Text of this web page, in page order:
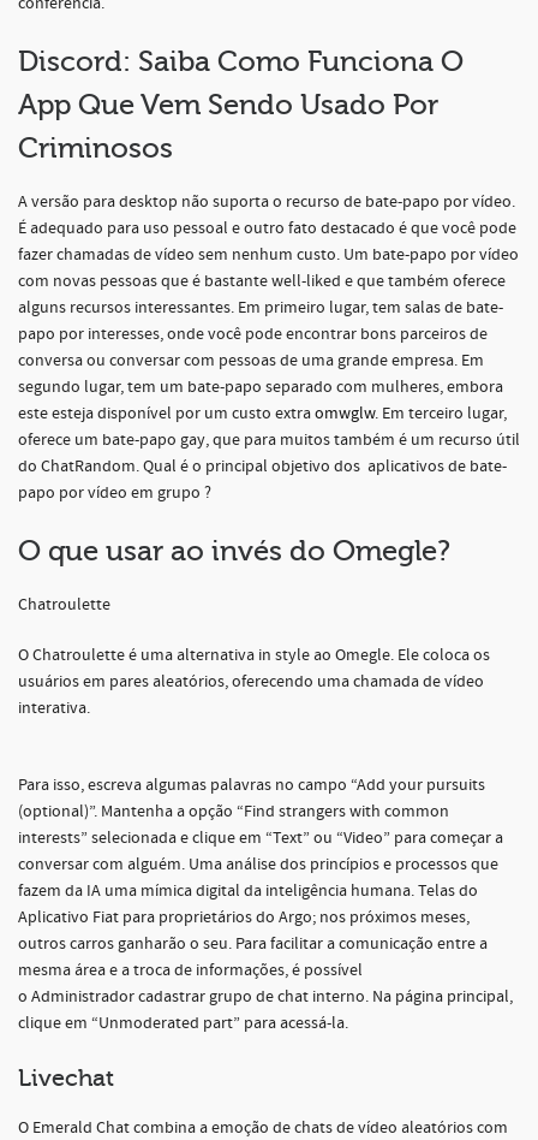
Discord: Saiba Como Funciona O
App Que Vem Sendo Usado Por
Criminosos
A versão para desktop não suporta o recurso de bate-papo por vídeo.
É adequado para uso pessoal e outro fato destacado é que você pode
fazer chamadas de vídeo sem nenhum custo. Um bate-papo por vídeo
com novas pessoas que é bastante well-liked e que também oferece
alguns recursos interessantes. Em primeiro lugar, tem salas de bate-
papo por interesses, onde você pode encontrar bons parceiros de
conversa ou conversar com pessoas de uma grande empresa. Em
segundo lugar, tem um bate-papo separado com mulheres, embora
este esteja disponível por um custo extraomwglw. Em terceiro lugar,
oferece um bate-papo gay, que para muitos também é um recurso útil
do ChatRandom. Qual é o principal objetivo dos aplicativos de bate-
papo por vídeo em grupo ?
O que usar ao invés do Omegle?
Chatroulette
O Chatroulette é uma alternativa in style ao Omegle. Ele coloca os
usuários em pares aleatórios, oferecendo uma chamada de vídeo
interativa.
Para isso, escreva algumas palavras no campo “Add your pursuits
(optional)”. Mantenha a opção “Find strangers with common
interests” selecionada e clique em “Text” ou “Video” para começar a
conversar com alguém. Uma análise dos princípios e processos que
fazem da IA uma mímica digital da inteligência humana. Telas do
Aplicativo Fiat para proprietários do Argo; nos próximos meses,
outros carros ganharão o seu. Para facilitar a comunicação entre a
mesma área e a troca de informações, é possível
o Administrador cadastrar grupo de chat interno. Na página principal,
clique em “Unmoderated part” para acessá-la.
Livechat
O Emerald Chat combina a emoção de chats de vídeo aleatórios com